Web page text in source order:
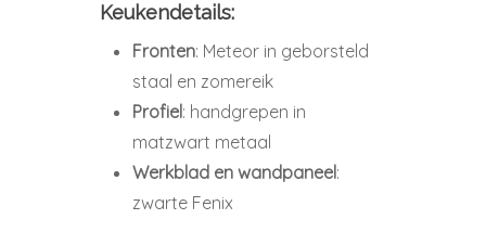
Keukendetails:
Fronten: Meteor in geborsteld
staal en zomereik
Profiel: handgrepen in
matzwart metaal
Werkblad en wandpaneel:
zwarte Fenix